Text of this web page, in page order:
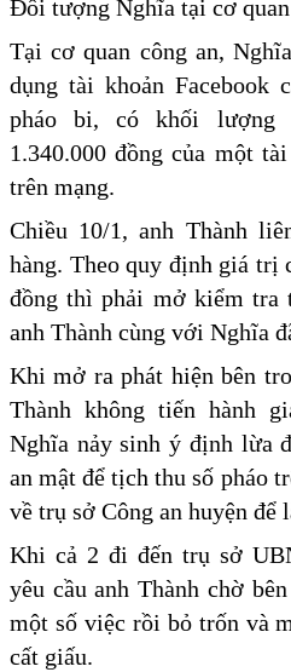
Đối tượng Nghĩa tại cơ quan
Tại cơ quan công an,
dụng tài khoản Facebook
pháo bi, có khối lượng
1.340.000 đồng của một
trên mạng.
Chiều 10/1, anh Thành
hàng. Theo quy định giá trị
đồng thì phải mở kiểm tra
anh Thành cùng với Nghĩa
Khi mở ra phát hiện bên
Thành không tiến hành
Nghĩa nảy sinh ý định lừa
an mật để tịch thu số pháo
về trụ sở Công an huyện để
Khi cả 2 đi đến trụ sở
yêu cầu anh Thành chờ
một số việc rồi bỏ trốn và
cất giấu.